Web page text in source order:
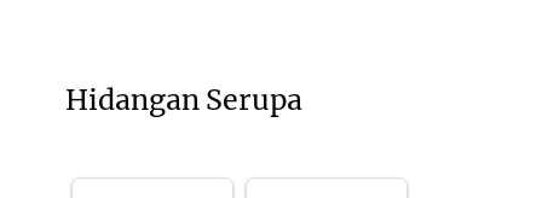
Hidangan Serupa